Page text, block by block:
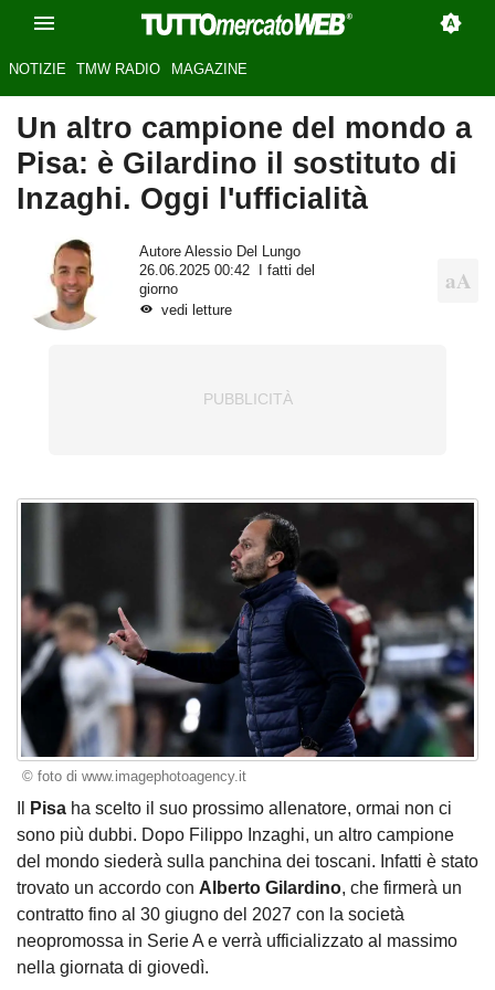
NOTIZIE TMW RADIO MAGAZINE
Un altro campione del mondo a
Pisa: è Gilardino il sostituto di
Inzaghi. Oggi l'ufficialità
Autore Alessio Del Lungo
26.06.2025 00:42
I fatti del
giorno
vedi letture
© foto di www.imagephotoagency.it
Pisa ha scelto il suo prossimo allenatore, ormai non ci
sono più dubbi. Dopo Filippo Inzaghi, un altro campione
del mondo siederà sulla panchina dei toscani. Infatti è stato
trovato un accordo con Alberto Gilardino, che firmerà un
contratto fino al 30 giugno del 2027 con la società
neopromossa in Serie A e verrà ufficializzato al massimo
nella giornata di giovedì.